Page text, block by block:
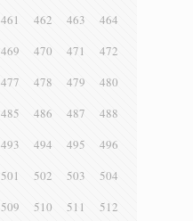
461 462 463
464
469 470 471
472
477 478 479
480
485 486 487
488
493 494 495
496
501 502 503
504
509 510 511
512